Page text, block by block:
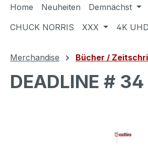
Home Neuheiten Demnächst
CHUCK NORRIS
XXX 4K UHD
Merchandise Bücher /
DEADLINE #